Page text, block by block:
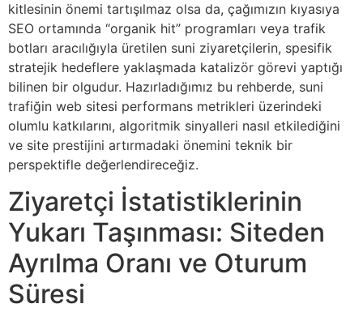
kitlesinin önemi tartışılmaz olsa da, çağımızın kıyasıya
SEO ortamında “organik hit” programları veya trafik
botları aracılığıyla üretilen suni ziyaretçilerin, spesifik
stratejik hedeflere yaklaşmada katalizör görevi yaptığı
bilinen bir olgudur. Hazırladığımız bu rehberde, suni
trafiğin web sitesi performans metrikleri üzerindeki
olumlu katkılarını, algoritmik sinyalleri nasıl etkilediğini
ve site prestijini artırmadaki önemini teknik bir
perspektifle değerlendireceğiz.
Ziyaretçi İstatistiklerinin
Yukarı Taşınması: Siteden
Ayrılma Oranı ve Oturum
Süresi